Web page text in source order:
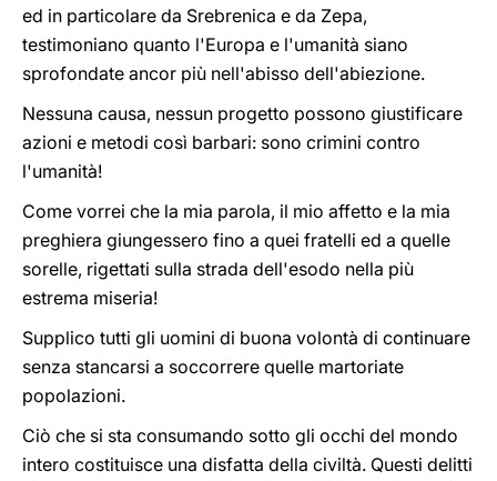
ed in particolare da Srebrenica e da Zepa,
testimoniano quanto l'Europa e l'umanità siano
sprofondate ancor più nell'abisso dell'abiezione.
Nessuna causa, nessun progetto possono giustificare
azioni e metodi così barbari: sono crimini contro
l'umanità!
Come vorrei che la mia parola, il mio affetto e la mia
preghiera giungessero fino a quei fratelli ed a quelle
sorelle, rigettati sulla strada dell'esodo nella più
estrema miseria!
Supplico tutti gli uomini di buona volontà di continuare
senza stancarsi a soccorrere quelle martoriate
popolazioni.
Ciò che si sta consumando sotto gli occhi del mondo
intero costituisce una disfatta della civiltà. Questi delitti